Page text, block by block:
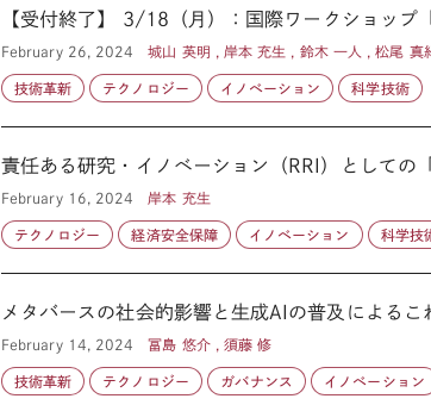
【受付終了】 3/18（月）：国際ワークショップ
February 26, 2024 城山 英明 , 岸本 充生 , 鈴木 一人 , 松尾 真
技術革新 テクノロジー イノベーション 科学技術
責任ある研究・イノベーション（RRI）としての
February 16, 2024 岸本 充生
テクノロジー 経済安全保障 イノベーション 科学技
メタバースの社会的影響と生成AIの普及によるこ
February 14, 2024 冨島 悠介 , 須藤 修
技術革新 テクノロジー ガバナンス イノベーション